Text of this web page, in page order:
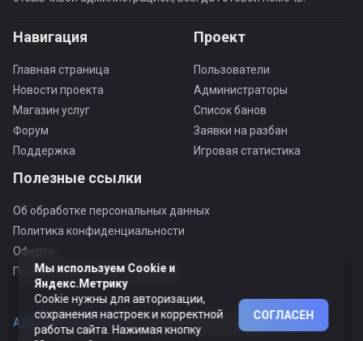
Навигация
Главная страница
Новости проекта
Магазин услуг
Форум
Поддержка
Проект
Пользователи
Администраторы
Список банов
Заявки на разбан
Игровая статистика
Полезные ссылки
Об обработке персональных данных
Политика конфиденциальности
Оферта
Пользовательское соглашение
АДЕКВАТНЫЙ ПРОЕКТ ©© Все права защищены
Мы используем Cookie и
Яндекс.Метрику
Cookie нужны для авторизации,
сохранения настроек и корректной
работы сайта. Нажимая кнопку
СОГЛАСЕН